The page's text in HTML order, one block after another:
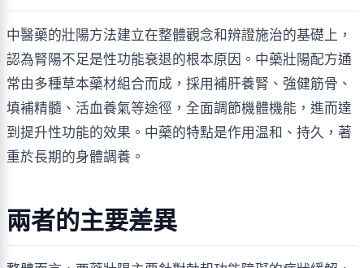
中醫藥的壯陽方法建立在整體觀念和辨證施治的基礎上，
認為腎陽不足是性功能衰退的根本原因。中藥壯陽配方通
常由多種草本藥材組合而成，採用補肝養腎、強健筋骨、
填補精髓、活血養氣等途徑，全面調節機體機能，進而達
到提升性功能的效果。中藥的特點是作用温和、持久，著
重於長期的身體調養。
兩者的主要差異